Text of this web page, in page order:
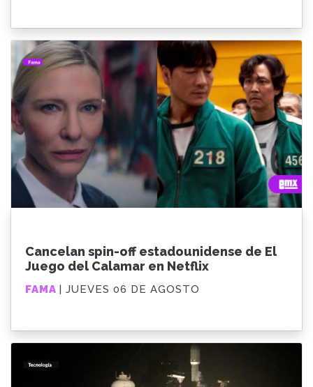
Cancelan spin-off estadounidense de El
Juego del Calamar en Netflix
FAMA | JUEVES 06 DE AGOSTO